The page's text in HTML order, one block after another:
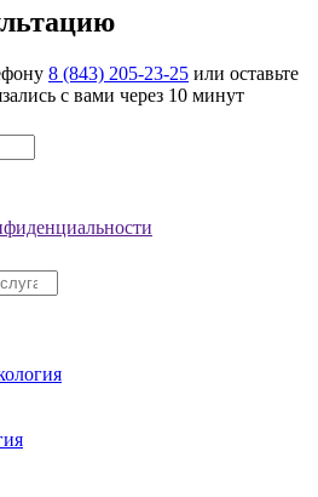
8 (843) 205-23-25 или оставьте
с вами через 10 минут